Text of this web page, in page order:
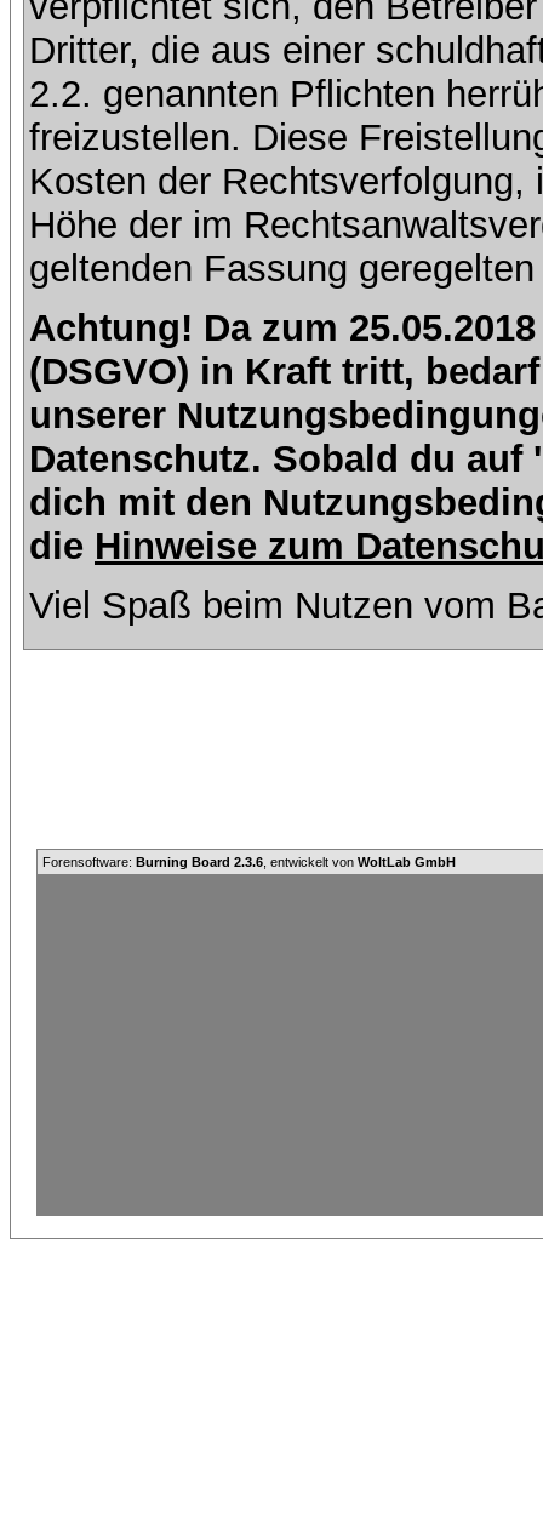
Dritter, die aus einer
2.2. genannten Pflichten
freizustellen. Diese
Kosten der
Höhe der im
geltenden Fassung
Achtung! Da zum
(DSGVO) in Kraft tritt,
unserer
Datenschutz. Sobald du
dich mit den
die Hinweise zum
Viel Spaß beim Nutzen vom
Forensoftware: Burning Board 2.3.6 , entwickelt von WoltLab GmbH